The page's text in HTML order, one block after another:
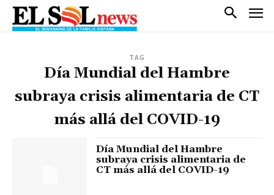
TAG
Día Mundial del Hambre
subraya crisis alimentaria de CT
más allá del COVID-19
Día Mundial del Hambre
subraya crisis alimentaria de
CT más allá del COVID-19